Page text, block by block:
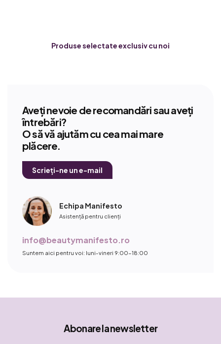
Produse selectate exclusiv cu noi
Aveți nevoie de recomandări sau aveți
întrebări?
O să vă ajutăm cu cea mai mare
plăcere.
Scrieți-ne un e-mail
Echipa Manifesto
Asistență pentru clienți
info@beautymanifesto.ro
Suntem aici pentru voi: luni-vineri 9:00-18:00
Abonare la newsletter